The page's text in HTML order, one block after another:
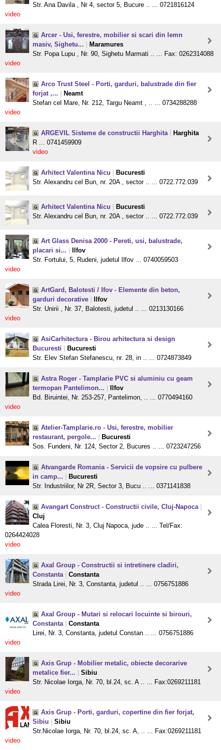
Str. Ana Davila , Nr 4, sector 5, Bucure .. ... 0721816124
video
Arcer - Usi, ferestre, mobilier si scari din lemn
masiv, Sighetu...
Maramures
Str. Popa Lupu , Nr. 90, Sighetu Marmati .. ... Fax: 0262314088
video
Arco Trust Steel - Porti, garduri, balustrade din fier
forjat ,...
Neamt
Stefan cel Mare, Nr. 212, Targu Neamt , .. ... 0734288288
video
ARGEVIL Sisteme de constructii Harghita
Harghita
R ... 0741459909
video
Arhitect Valentina Nicu
Bucuresti
Str. Alexandru cel Bun, nr. 20A , sector .. ... 0722.772.039
Arhitect Valentina Nicu
Bucuresti
Str. Alexandru cel Bun, nr. 20A , sector .. ... 0722.772.039
Art Glass Denisa 2000 - Pereti, usi, balustrade,
placari si...
Ilfov
Str. Fortului, 5, Rudeni, judetul Ilfov ... 0740059503
video
ArtGard, Balotesti / Ifov - Elemente din beton,
garduri decorative
Ilfov
Str. Unirii , Nr. 37, Balotesti, judetul .. ... 0213130166
video
AsiCarhitectura - Birou arhitectura si design
Bucuresti
Bucuresti
Str. Elev Stefan Stefanescu, nr. 28, in .. ... 0724873849
Astra Roger - Tamplarie PVC si aluminiu cu geam
termopan Pantelimon...
Ilfov
Bd. Biruintei, Nr. 253-257, Pantelimon, .. ... 0770494160
video
Atelier-Tamplarie.ro - Usi, ferestre, mobilier
restaurant, pergole...
Bucuresti
Sos. Fundeni, Nr. 124, Sector 2, Bucures .. ... 0723247256
Atvangarde Romania - Servicii de vopsire cu pulbere
in camp...
Bucuresti
Str. Industriilor, Nr 2R, Sector 3, Bucu .. ... 0371141838
Avangart Construct - Constructii civile, Cluj-Napoca
Cluj
Calea Floresti, Nr. 3, Cluj Napoca, jude .. ... Tel/Fax:
0264424028
video
Axal Group - Constructii si intretinere cladiri,
Constanta
Constanta
Strada Lirei, Nr. 3, Constanta, judetul .. ... 0756751886
video
Axal Group - Mutari si relocari locuinte si birouri,
Constanta
Constanta
Lirei, Nr. 3, Constanta, judetul Constan .. ... 0756751886
video
Axis Grup - Mobilier metalic, obiecte decorarive
metalice fier...
Sibiu
Str. Nicolae Iorga, Nr. 70, bl.24, sc. A .. ... Fax:0269211181
video
Axis Grup - Porti, garduri, copertine din fier forjat,
Sibiu
Sibiu
Str.Nicolae Iorga, Nr. 70, bl.24, sc. A, .. ... Fax:0269211181
video